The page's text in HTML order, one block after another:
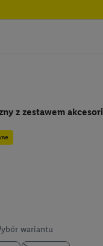
z zestawem
wariantu